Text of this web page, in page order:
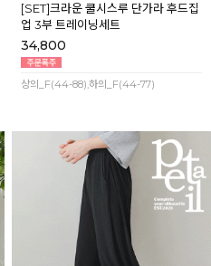
[SET]크라운 쿨시스루 단가라 후드집
업 3부 트레이닝세트
34,800
상의_F(44-88),하의_F(44-77)